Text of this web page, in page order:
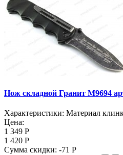
Нож складной Гранит M9694
Характеристики: Материал
Цена:
1 349 Р
1 420 Р
Сумма скидки: -71 Р